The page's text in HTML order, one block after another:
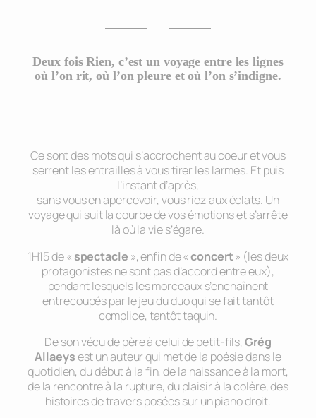
Deux fois Rien, c’est un voyage entre les lignes
où l’on rit, où l’on pleure et où l’on s’indigne.
Ce sont des mots qui s’accrochent au coeur et vous
serrent les entrailles à vous tirer les larmes. Et puis
l’instant d’après,
sans vous en apercevoir, vous riez aux éclats. Un
voyage qui suit la courbe de vos émotions et s’arrête
là où la vie s’égare.
1H15 de « spectacle », enfin de «concert» (les deux
protagonistes ne sont pas d’accord entre eux),
pendant lesquels les morceaux s’enchaînent
entrecoupés par le jeu du duo qui se fait tantôt
complice, tantôt taquin.
De son vécu de père à celui de petit-fils,Grég
Allaeysest un auteur qui met de la poésie dans le
quotidien, du début à la fin, de la naissance à la mort,
de la rencontre à la rupture, du plaisir à la colère, des
histoires de travers posées sur un piano droit.